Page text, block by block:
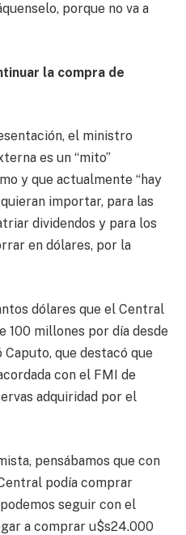
porque no va a
la compra de
el ministro
es un “mito”
y que actualmente “hay
importar, para las
dividendos y para los
en dólares, por la
dólares que el Central
100 millones por día desde
Caputo, que destacó que
con el FMI de
adquiridad por el
pensábamos que con
podía comprar
seguir con el
a comprar u$s24.000